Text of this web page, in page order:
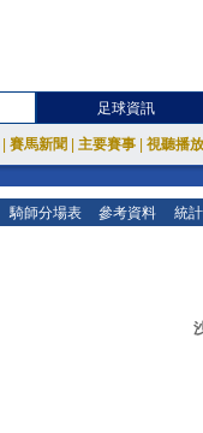
足球資訊
賽馬新聞 主要賽事 視聽播
騎師分場表 參考資料 統